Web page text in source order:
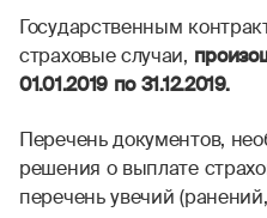
Государственным
страховые случаи,
01.01.2019 по 31.12.2019.
Перечень документов,
решения о выплате
перечень увечий